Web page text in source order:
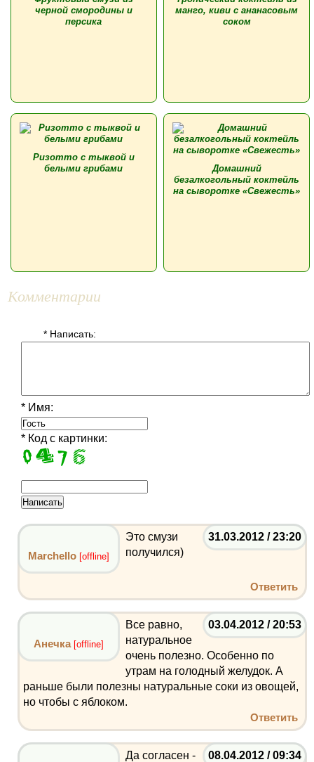
черной смородины и
персика
манго, киви с ананасовым
соком
Ризотто с тыквой и
белыми грибами
Домашний
безалкогольный коктейль
на сыворотке «Свежесть»
Комментарии
* Написать:
* Имя:
* Код с картинки:
31.03.2012 / 23:20
Marchello [offline]
Это смузи
получился)
Ответить
03.04.2012 / 20:53
Анечка [offline]
Все равно,
натуральное
очень полезно. Особенно по
утрам на голодный желудок. А
раньше были полезны натуральные соки из овощей,
но чтобы с яблоком.
Ответить
08.04.2012 / 09:34
Да согласен -